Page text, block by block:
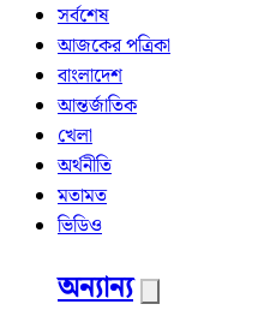
সর্বশেষ
আজকের পত্রিকা
বাংলাদেশ
আন্তর্জাতিক
খেলা
অর্থনীতি
মতামত
ভিডিও
অন্যান্য